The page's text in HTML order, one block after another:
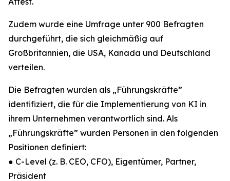
Zudem wurde eine Umfrage unter 900 Befragten
durchgeführt, die sich gleichmäßig auf
Großbritannien, die USA, Kanada und Deutschland
verteilen.
Die Befragten wurden als „Führungskräfte”
identifiziert, die für die Implementierung von KI in
ihrem Unternehmen verantwortlich sind. Als
„Führungskräfte” wurden Personen in den folgenden
Positionen definiert:
● C-Level (z. B. CEO, CFO), Eigentümer, Partner,
Präsident